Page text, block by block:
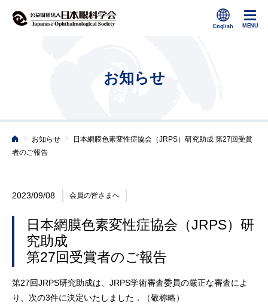
お知らせ
ホーム
> お知らせ >
日本網膜色素変性症協会（JRPS）研究助成 第27回受賞
者のご報告
2023/09/08 会員の皆さまへ
日本網膜色素変性症協会（JRPS）研
究助成
第27回受賞者のご報告
第27回JRPS研究助成は、JRPS学術審査委員の厳正な審査によ
り、次の3件に決定いたしました．（敬称略）